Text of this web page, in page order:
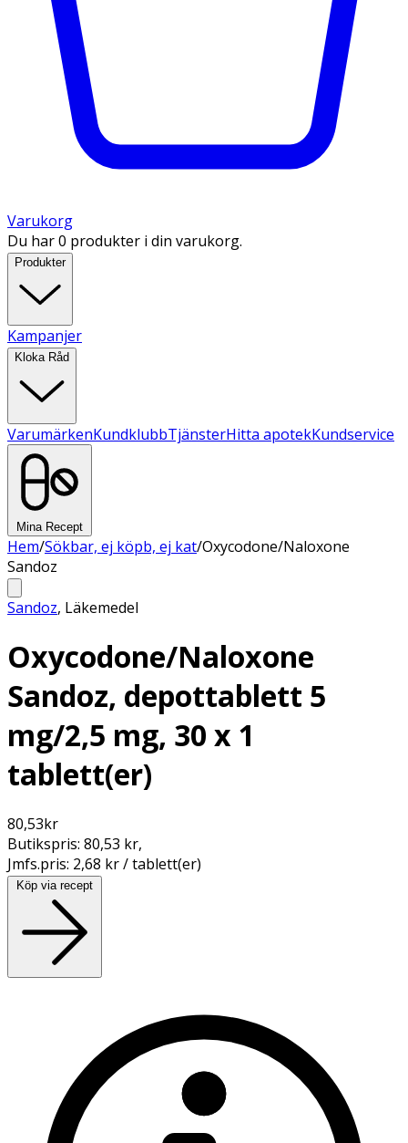
Varukorg
Du har 0 produkter i din varukorg.
Produkter
Kampanjer
Kloka Råd
VarumärkenKundklubbTjänsterHitta apotekKundservice
Mina Recept
Hem/Sökbar, ej köpb, ej kat/Oxycodone/Naloxone
Sandoz
Sandoz, Läkemedel
Oxycodone/Naloxone
Sandoz, depottablett 5
mg/2,5 mg, 30 x 1
tablett(er)
80,53kr
Butikspris: 80,53 kr,
Jmfs.pris: 2,68 kr / tablett(er)
Köp via recept